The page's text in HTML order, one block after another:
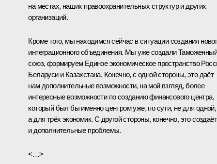
на местах, наших правоохранительных структур и других
организаций.
Кроме того, мы находимся сейчас в ситуации создания
интеграционного объединения. Мы уже создали Таможенный
союз, формируем Единое экономическое пространство
Беларуси и Казахстана. Конечно, с одной стороны, это даёт
нам дополнительные возможности, на мой взгляд, более
интересные возможности по созданию финансового центра,
который был бы именно центром уже, по сути, не для одной,
а для трёх экономик. С другой стороны, конечно, это создаёт
и дополнительные проблемы.
<…>